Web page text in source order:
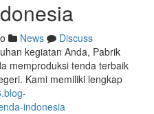
News
Discuss
kegiatan Anda, Pabrik
memproduksi tenda terbaik
Kami memiliki lengkap
indonesia